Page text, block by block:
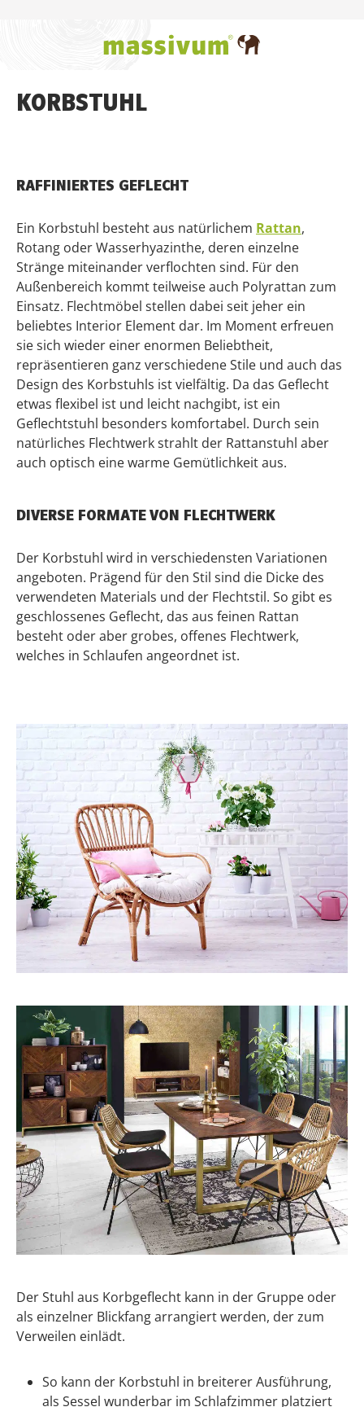
KORBSTUHL
RAFFINIERTES GEFLECHT
Ein Korbstuhl besteht aus natürlichem Rattan,
Rotang oder Wasserhyazinthe, deren einzelne
Stränge miteinander verflochten sind. Für den
Außenbereich kommt teilweise auch Polyrattan zum
Einsatz. Flechtmöbel stellen dabei seit jeher ein
beliebtes Interior Element dar. Im Moment erfreuen
sie sich wieder einer enormen Beliebtheit,
repräsentieren ganz verschiedene Stile und auch das
Design des Korbstuhls ist vielfältig. Da das Geflecht
etwas flexibel ist und leicht nachgibt, ist ein
Geflechtstuhl besonders komfortabel. Durch sein
natürliches Flechtwerk strahlt der Rattanstuhl aber
auch optisch eine warme Gemütlichkeit aus.
DIVERSE FORMATE VON FLECHTWERK
Der Korbstuhl wird in verschiedensten Variationen
angeboten. Prägend für den Stil sind die Dicke des
verwendeten Materials und der Flechtstil. So gibt es
geschlossenes Geflecht, das aus feinen Rattan
besteht oder aber grobes, offenes Flechtwerk,
welches in Schlaufen angeordnet ist.
Der Stuhl aus Korbgeflecht kann in der Gruppe oder
als einzelner Blickfang arrangiert werden, der zum
Verweilen einlädt.
So kann der Korbstuhl in breiterer Ausführung,
als Sessel wunderbar im Schlafzimmer platziert